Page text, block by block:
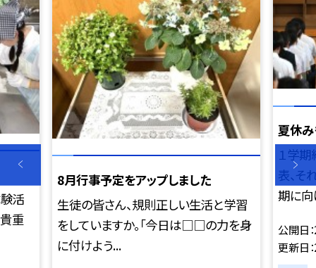
活
重
8月行事予定をアップしました
生徒の皆さん、規則正しい生活と学習
をしていますか。「今日は□□の力を身
に付けよう...
夏休
１学
表、そ
期に
公開日
更新日